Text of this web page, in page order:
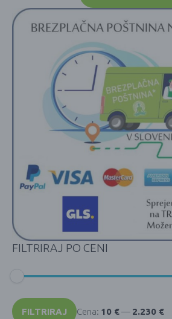
FILTRIRAJ PO CENI
Min
cena
Max
cenaFILTRIRAJ Cena: 10 €— 2.230 €